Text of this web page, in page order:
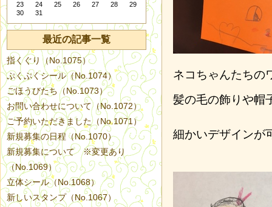
ネコちゃんたちの
髪の毛の飾りや帽
細かいデザインが
23
24 25 26 27 28
29
30
31
最近の記事一覧
指くぐり（No.1075）
ぷくぷくシール（No.1074）
ごほうびたち（No.1073）
お問い合わせについて（No.1072）
ご予約いただきました（No.1071）
新規募集の日程（No.1070）
新規募集について ※変更あり
（No.1069）
立体シール（No.1068）
新しいスタンプ（No.1067）